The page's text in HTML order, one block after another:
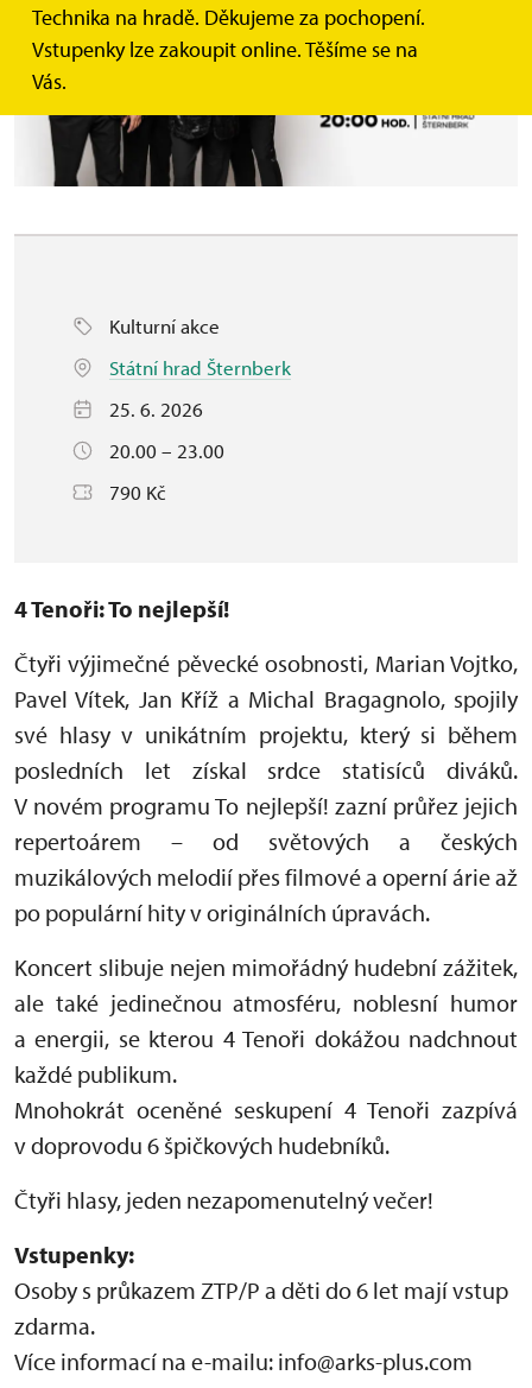
Technika na hradě. Děkujeme za pochopení.
Vstupenky lze zakoupit online. Těšíme se na
Vás.
Kulturní akce
Státní hrad Šternberk
25. 6. 2026
20.00 – 23.00
790 Kč
4 Tenoři: To nejlepší!
Čtyři výjimečné pěvecké osobnosti, Marian Vojtko,
Pavel Vítek, Jan Kříž a Michal Bragagnolo, spojily
své hlasy v unikátním projektu, který si během
posledních let získal srdce statisíců diváků.
V novém programu To nejlepší! zazní průřez jejich
repertoárem – od světových a českých
muzikálových melodií přes filmové a operní árie až
po populární hity v originálních úpravách.
Koncert slibuje nejen mimořádný hudební zážitek,
ale také jedinečnou atmosféru, noblesní humor
a energii, se kterou 4 Tenoři dokážou nadchnout
každé publikum.
Mnohokrát oceněné seskupení 4 Tenoři zazpívá
v doprovodu 6 špičkových hudebníků.
Čtyři hlasy, jeden nezapomenutelný večer!
Vstupenky:
Osoby s průkazem ZTP/P a děti do 6 let mají vstup
zdarma.
Více informací na e-mailu: info@arks-plus.com